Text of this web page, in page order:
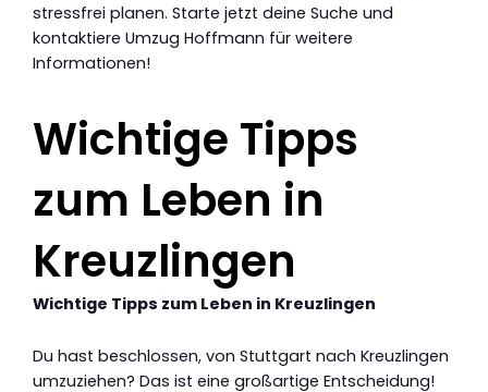
stressfrei planen. Starte jetzt deine Suche und
kontaktiere Umzug Hoffmann für weitere
Informationen!
Wichtige Tipps
zum Leben in
Kreuzlingen
Wichtige Tipps zum Leben in Kreuzlingen
Du hast beschlossen, von Stuttgart nach Kreuzlingen
umzuziehen? Das ist eine großartige Entscheidung!